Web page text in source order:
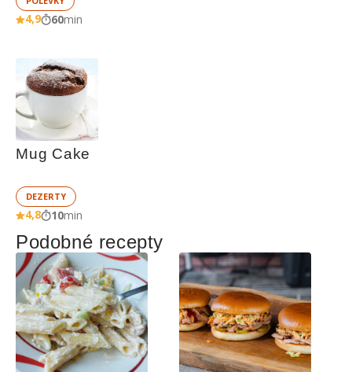
4,9 60min
Mug Cake
DEZERTY
4,8 10min
Podobné recepty